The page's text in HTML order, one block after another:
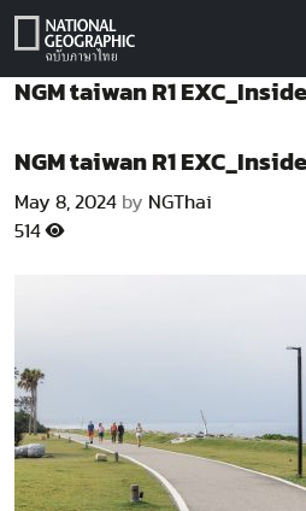
Skip
NGM taiwan R1
NGM taiwan R1
May 8, 2024 by NGThai
514